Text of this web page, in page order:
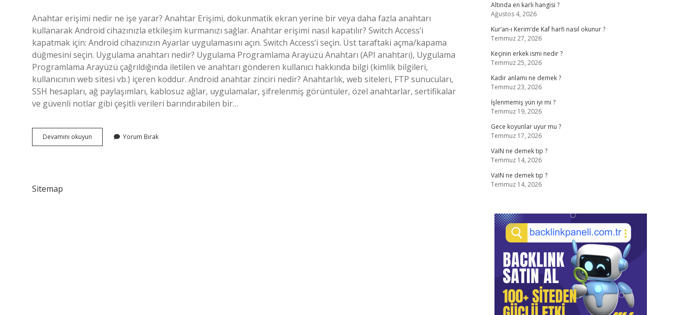
Anahtar erişimi nedir ne işe yarar? Anahtar Erişimi, dokunmatik ekran yerine bir veya daha fazla anahtarı
kullanarak Android cihazınızla etkileşim kurmanızı sağlar. Anahtar erişimi nasıl kapatılır? Switch Access’i
kapatmak için: Android cihazınızın Ayarlar uygulamasını açın. Switch Access’i seçin. Üst taraftaki açma/kapama
düğmesini seçin. Uygulama anahtarı nedir? Uygulama Programlama Arayüzü Anahtarı (API anahtarı), Uygulama
Programlama Arayüzü çağrıldığında iletilen ve anahtarı gönderen kullanıcı hakkında bilgi (kimlik bilgileri,
kullanıcının web sitesi vb.) içeren koddur. Android anahtar zinciri nedir? Anahtarlık, web siteleri, FTP sunucuları,
SSH hesapları, ağ paylaşımları, kablosuz ağlar, uygulamalar, şifrelenmiş görüntüler, özel anahtarlar, sertifikalar
ve güvenli notlar gibi çeşitli verileri barındırabilen bir…
Devamını okuyun Anahtar
Erişimi
Yorum Bırak
Sitemap
Altında en karlı hangisi ?
Ağustos 4, 2026
Kur’an-ı Kerim’de Kaf harfi nasıl okunur ?
Temmuz 27, 2026
Keçinin erkek ismi nedir ?
Temmuz 25, 2026
Kadir anlamı ne demek ?
Temmuz 23, 2026
İşlenmemiş yün iyi mi ?
Temmuz 19, 2026
Gece koyunlar uyur mu ?
Temmuz 17, 2026
VaIN ne demek tıp ?
Temmuz 14, 2026
VaIN ne demek tıp ?
Temmuz 14, 2026